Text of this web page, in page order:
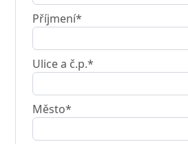
Příjmení*
Ulice a č.p.*
Město*